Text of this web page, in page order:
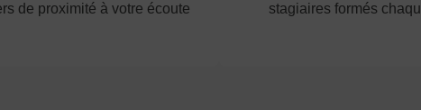
de proximité à votre écoute stagiaires formés